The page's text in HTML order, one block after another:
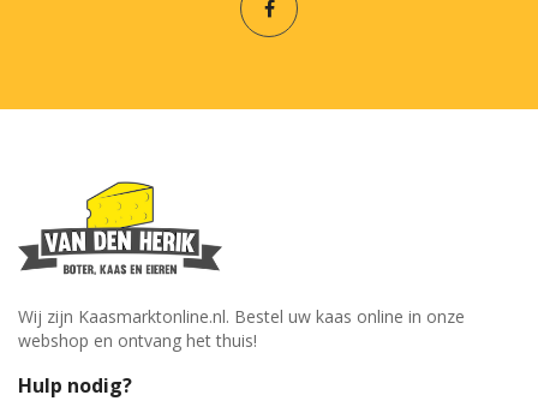
Wij zijn Kaasmarktonline.nl. Bestel uw kaas online in onze
webshop en ontvang het thuis!
Hulp nodig?